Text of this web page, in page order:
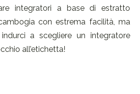
integratori a base di estratto
con estrema facilità, ma
a scegliere un integratore
all’etichetta!